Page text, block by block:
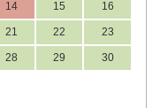
14 15 16
21 22 23
28 29 30